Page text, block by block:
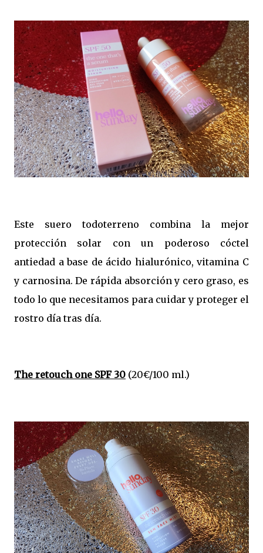
Este suero todoterreno combina la mejor
protección solar con un poderoso cóctel
antiedad a base de ácido hialurónico, vitamina C
y carnosina. De rápida absorción y cero graso, es
todo lo que necesitamos para cuidar y proteger el
rostro día tras día.
The retouch one SPF 30 (20€/100 ml.)